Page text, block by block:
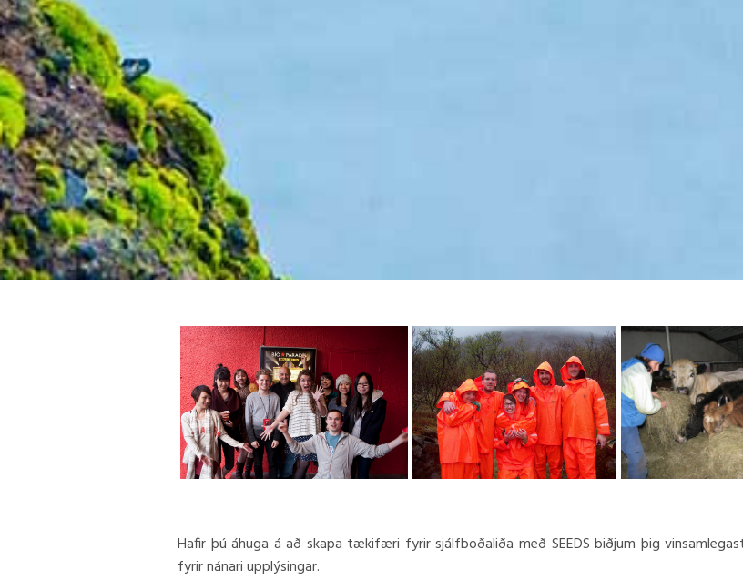
Hafir þú áhuga á að skapa tækifæri fyrir sjálfboðaliða með SEEDS biðjum þig
fyrir nánari upplýsingar.